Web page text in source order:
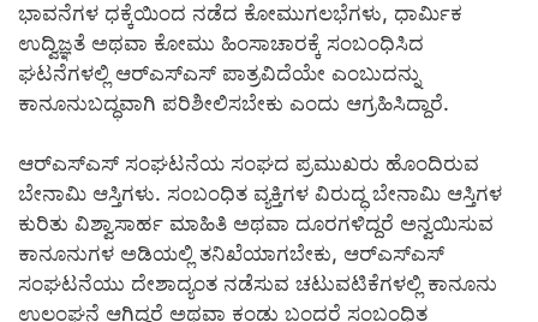
ಭಾವನೆಗಳ ಧಕ್ಕೆಯಿಂದ ನಡೆದ ಕೋಮುಗಲಭೆಗಳು, ಧಾರ್ಮಿಕ
ಉದ್ವಿಜ್ಞತೆ ಅಥವಾ ಕೋಮು ಹಿಂಸಾಚಾರಕ್ಕೆ ಸಂಬಂಧಿಸಿದ
ಘಟನೆಗಳಲ್ಲಿ ಆರ್‍ಎಸ್‍ಎಸ್ ಪಾತ್ರವಿದೆಯೇ ಎಂಬುದನ್ನು
ಕಾನೂನುಬದ್ಧವಾಗಿ ಪರಿಶೀಲಿಸಬೇಕು ಎಂದು ಆಗ್ರಹಿಸಿದ್ದಾರೆ.
ಆರ್‍ಎಸ್‍ಎಸ್ ಸಂಘಟನೆಯ ಸಂಘದ ಪ್ರಮುಖರು ಹೊಂದಿರುವ
ಬೇನಾಮಿ ಆಸ್ತಿಗಳು. ಸಂಬಂಧಿತ ವ್ಯಕ್ತಿಗಳ ವಿರುದ್ಧ ಬೇನಾಮಿ ಆಸ್ತಿಗಳ
ಕುರಿತು ವಿಶ್ವಾಸಾರ್ಹ ಮಾಹಿತಿ ಅಥವಾ ದೂರಗಳಿದ್ದರೆ ಅನ್ವಯಿಸುವ
ಕಾನೂನುಗಳ ಅಡಿಯಲ್ಲಿ ತನಿಖೆಯಾಗಬೇಕು, ಆರ್‍ಎಸ್‍ಎಸ್
ಸಂಘಟನೆಯು ದೇಶಾದ್ಯಂತ ನಡೆಸುವ ಚಟುವಟಿಕೆಗಳಲ್ಲಿ ಕಾನೂನು
ಉಲ್ಲಂಘನೆ ಆಗಿದ್ದರೆ ಅಥವಾ ಕಂಡು ಬಂದರೆ ಸಂಬಂಧಿತ